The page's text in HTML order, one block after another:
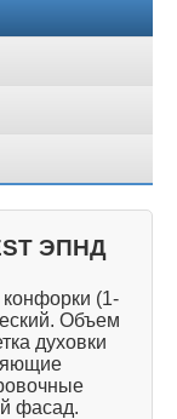
ЭПНД
конфорки (1-
Объем
духовки
фасад.